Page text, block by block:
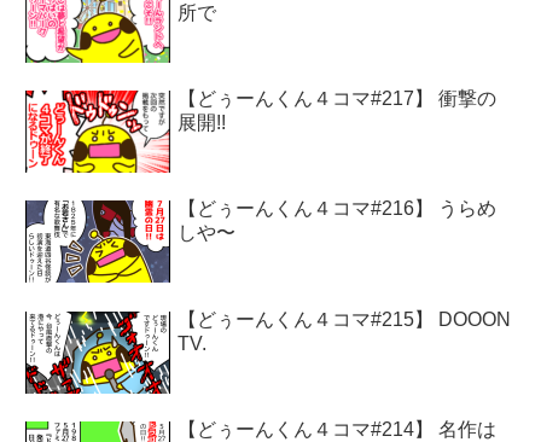
所で
【どぅーんくん４コマ#217】 衝撃の
展開!!
【どぅーんくん４コマ#216】 うらめ
しや〜
【どぅーんくん４コマ#215】 DOOON
TV.
【どぅーんくん４コマ#214】 名作は